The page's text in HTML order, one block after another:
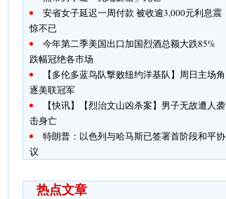
安省女子延迟一周付款 被收逾3,000元利息震
惊不已
今年第二季美国出口加国烈酒总额大跌85%
跌幅冠绝各市场
【多伦多蓝鸟队撃败纽约洋基队】周日主场角
逐美联冠军
【快讯】【烈治文山凶杀案】男子无故遭人袭
击身亡
特朗普：以色列与哈马斯已签署首阶段和平协
议
热点文章